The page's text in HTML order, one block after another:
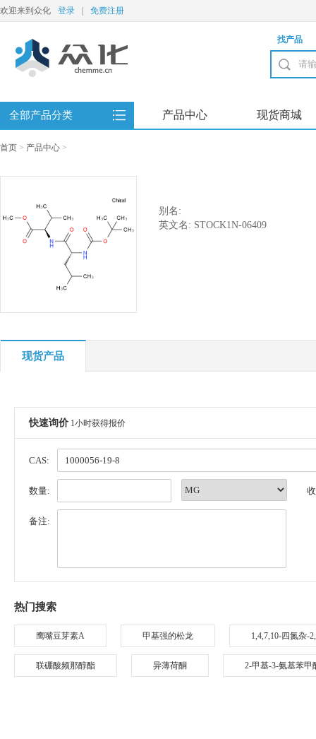
欢迎来到众化 登录 免费注册
找产品
全部产品分类 产品中心 现货商城
首页 > 产品中心 >
别名:
英文名: STOCK1N-06409
现货产品
快速询价 1小时获得报价
CAS:
数量:
备注:
热门搜索
鹰嘴豆芽素A 甲基强的松龙 1,4,7,10-四氮杂-
联硼酸频那醇酯 异薄荷酮 2-甲基-3-氨基苯甲